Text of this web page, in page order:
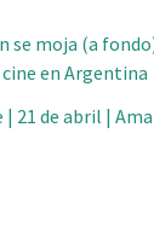
se moja (a
en Argentina
| 21 de abril |